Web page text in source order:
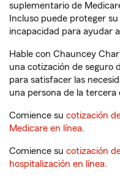
suplementario de
Incluso puede proteger
incapacidad para ayudar
Hable con Chauncey
una cotización de seguro
para satisfacer las
una persona de la tercera
Comience su cotización
Medicare en línea.
Comience su cotización
hospitalización en línea.